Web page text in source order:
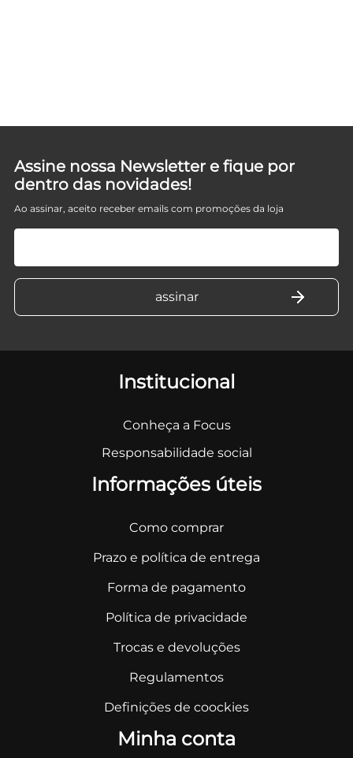
Assine nossa Newsletter e fique por
dentro das novidades!
Ao assinar, aceito receber emails com promoções da loja
Institucional
Conheça a Focus
Responsabilidade social
Informações úteis
Como comprar
Prazo e política de entrega
Forma de pagamento
Política de privacidade
Trocas e devoluções
Regulamentos
Definições de coockies
Minha conta